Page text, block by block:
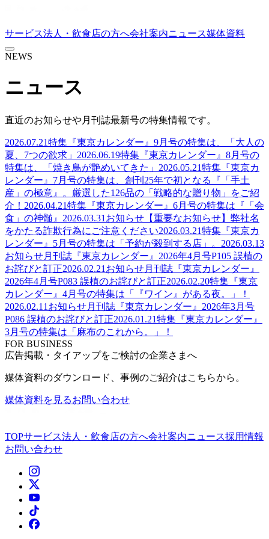
サービス法人・飲食店の方へ会社案内ニュース媒体資料
NEWS
ニュース
直近のお知らせや月刊誌最新号の特集情報です。
2026.07.21特集 『東京カレンダー』9月号の特集は、「大人の
夏、7つの欲求」 2026.06.19特集 『東京カレンダー』8月号の
特集は、「焼き鳥が艶めいてきた」 2026.05.21特集 『東京カ
レンダー』7月号の特集は、創刊25年で初となる『「手土
産」の極意』。厳選した126品の「戦略的な贈り物」をご紹
介！ 2026.04.21特集 『東京カレンダー』6月号の特集は『「会
食」の神髄』 2026.03.31 お知らせ 【重要なお知らせ】弊社名
をかたる詐欺行為にご注意ください2026.03.21特集 『東京カ
レンダー』5月号の特集は「予約が殺到する店」。 2026.03.13
お知らせ月刊誌『東京カレンダー』2026年4月号P105 誤植の
お詫びと訂正2026.02.21 お知らせ月刊誌『東京カレンダー』
2026年4月号P083 誤植のお詫びと訂正2026.02.20特集 『東京
カレンダー』4月号の特集は「『ワイン』がある夜。」！
2026.02.11 お知らせ月刊誌『東京カレンダー』2026年3月号
P086 誤植のお詫びと訂正2026.01.21特集 『東京カレンダー』
3月号の特集は「麻布のこれから。」！
FOR BUSINESS
広告掲載・タイアップをご検討の企業さまへ
媒体資料のダウンロード、事例のご紹介はこちらから。
媒体資料を見るお問い合わせ
TOPサービス法人・飲食店の方へ会社案内ニュース採用情報
お問い合わせ